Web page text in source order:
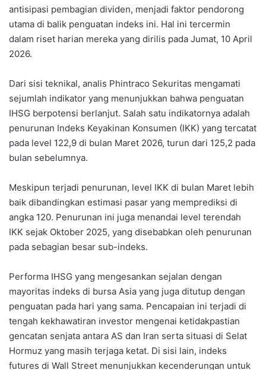
antisipasi pembagian dividen, menjadi faktor pendorong
utama di balik penguatan indeks ini. Hal ini tercermin
dalam riset harian mereka yang dirilis pada Jumat, 10 April
2026.
Dari sisi teknikal, analis Phintraco Sekuritas mengamati
sejumlah indikator yang menunjukkan bahwa penguatan
IHSG berpotensi berlanjut. Salah satu indikatornya adalah
penurunan Indeks Keyakinan Konsumen (IKK) yang tercatat
pada level 122,9 di bulan Maret 2026, turun dari 125,2 pada
bulan sebelumnya.
Meskipun terjadi penurunan, level IKK di bulan Maret lebih
baik dibandingkan estimasi pasar yang memprediksi di
angka 120. Penurunan ini juga menandai level terendah
IKK sejak Oktober 2025, yang disebabkan oleh penurunan
pada sebagian besar sub-indeks.
Performa IHSG yang mengesankan sejalan dengan
mayoritas indeks di bursa Asia yang juga ditutup dengan
penguatan pada hari yang sama. Pencapaian ini terjadi di
tengah kekhawatiran investor mengenai ketidakpastian
gencatan senjata antara AS dan Iran serta situasi di Selat
Hormuz yang masih terjaga ketat. Di sisi lain, indeks
futures di Wall Street menunjukkan kecenderungan untuk